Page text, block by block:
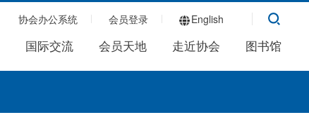
协会办公系统 会员登录 English
国际交流 会员天地 走近协会 图书馆